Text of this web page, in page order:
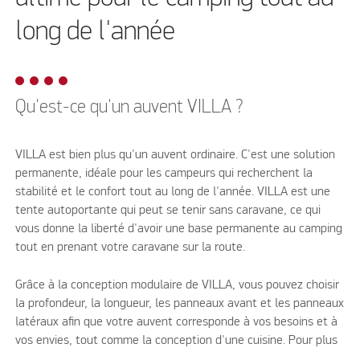
long de l'année
Qu'est-ce qu'un auvent VILLA ?
VILLA est bien plus qu'un auvent ordinaire. C'est une solution
permanente, idéale pour les campeurs qui recherchent la
stabilité et le confort tout au long de l'année. VILLA est une
tente autoportante qui peut se tenir sans caravane, ce qui
vous donne la liberté d'avoir une base permanente au camping
tout en prenant votre caravane sur la route.
Grâce à la conception modulaire de VILLA, vous pouvez choisir
la profondeur, la longueur, les panneaux avant et les panneaux
latéraux afin que votre auvent corresponde à vos besoins et à
vos envies, tout comme la conception d'une cuisine. Pour plus